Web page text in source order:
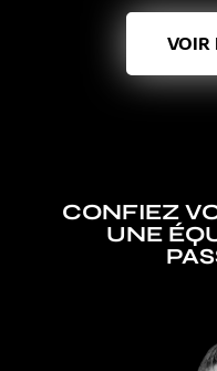
VOIR
CONFIEZ
UNE